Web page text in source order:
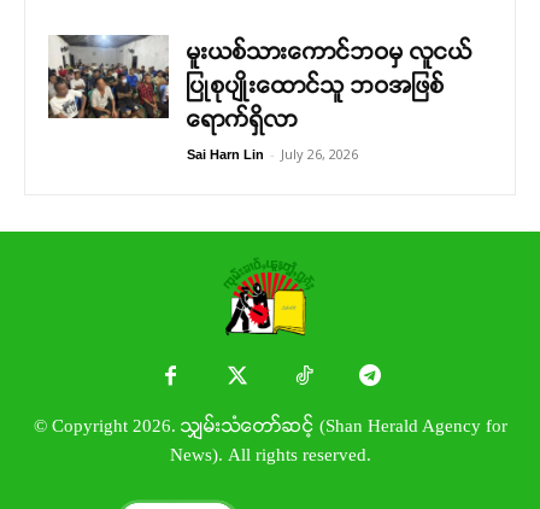
မူးယစ်သားကောင်ဘဝမှ လူငယ်
ပြုစုပျိုးထောင်သူ ဘဝအဖြစ်
ရောက်ရှိလာ
Sai Harn Lin - July 26, 2026
© Copyright 2026. သျှမ်းသံတော်ဆင့် (Shan Herald Agency for
News). All rights reserved.